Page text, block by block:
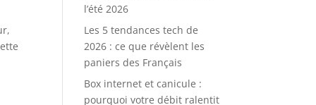
l’été 2026
Les 5 tendances tech de
2026 : ce que révèlent les
paniers des Français
Box internet et canicule :
pourquoi votre débit ralentit